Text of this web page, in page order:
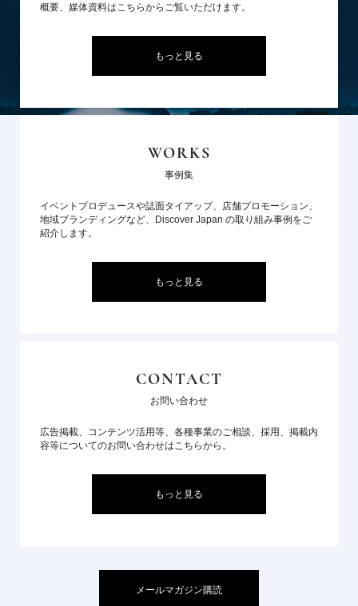
概要、媒体資料はこちらからご覧いただけます。
もっと見る
WORKS
事例集
イベントプロデュースや誌面タイアップ、店舗プロモーション、
地域ブランディングなど、Discover Japan の取り組み事例をご
紹介します。
もっと見る
CONTACT
お問い合わせ
広告掲載、コンテンツ活用等、各種事業のご相談、採用、掲載内
容等についてのお問い合わせはこちらから。
もっと見る
メールマガジン購読